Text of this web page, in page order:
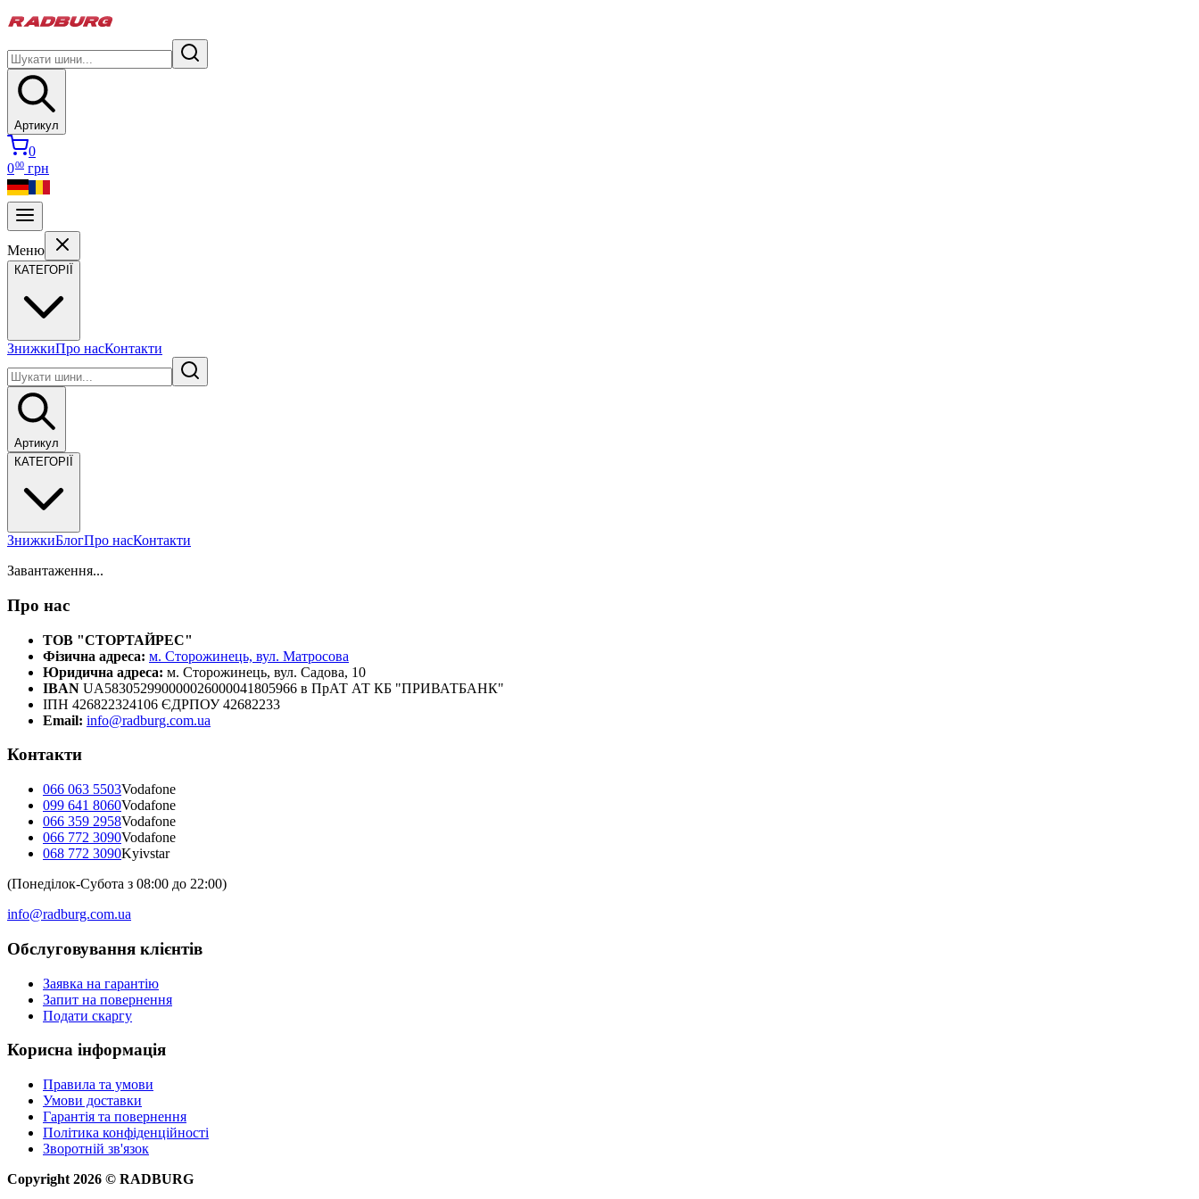
Артикул
0
000 грн
Меню
КАТЕГОРІЇ
ЗнижкиПро насКонтакти
Артикул
КАТЕГОРІЇ
ЗнижкиБлогПро насКонтакти
Завантаження...
Про нас
ТОВ "СТОРТАЙРЕС"
Фізична адреса: м. Сторожинець, вул. Матросова
Юридична адреса: м. Сторожинець, вул. Садова, 10
IBAN UA583052990000026000041805966 в ПрАТ АТ КБ "ПРИВАТБАНК"
ІПН 426822324106 ЄДРПОУ 42682233
Email: info@radburg.com.ua
Контакти
066 063 5503Vodafone
099 641 8060Vodafone
066 359 2958Vodafone
066 772 3090Vodafone
068 772 3090Kyivstar
(Понеділок-Субота з 08:00 до 22:00)
info@radburg.com.ua
Обслуговування клієнтів
Заявка на гарантію
Запит на повернення
Подати скаргу
Корисна інформація
Правила та умови
Умови доставки
Гарантія та повернення
Політика конфіденційності
Зворотній зв'язок
Copyright 2026 © RADBURG